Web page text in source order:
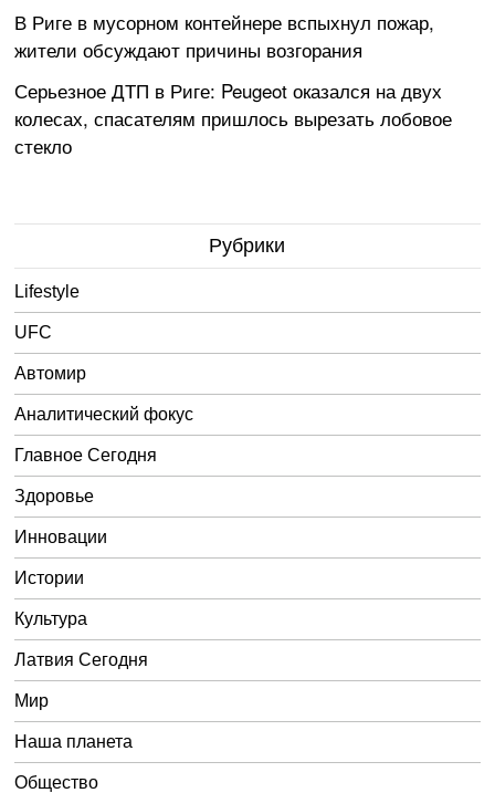
В Риге в мусорном контейнере вспыхнул пожар,
жители обсуждают причины возгорания
Серьезное ДТП в Риге: Peugeot оказался на двух
колесах, спасателям пришлось вырезать лобовое
стекло
Рубрики
Lifestyle
UFC
Автомир
Аналитический фокус
Главное Сегодня
Здоровье
Инновации
Истории
Культура
Латвия Сегодня
Мир
Наша планета
Общество